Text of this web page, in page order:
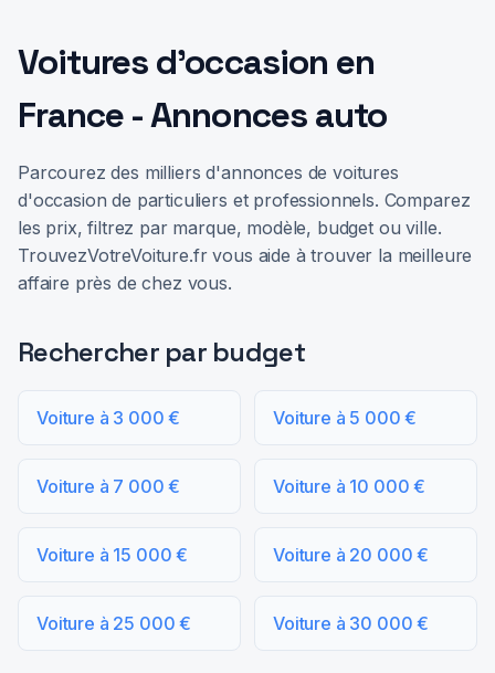
Voitures d'occasion en
France - Annonces auto
Parcourez des milliers d'annonces de voitures
d'occasion de particuliers et professionnels. Comparez
les prix, filtrez par marque, modèle, budget ou ville.
TrouvezVotreVoiture.fr vous aide à trouver la meilleure
affaire près de chez vous.
Rechercher par budget
Voiture à 3 000 € Voiture à 5 000 €
Voiture à 7 000 € Voiture à 10 000 €
Voiture à 15 000 € Voiture à 20 000 €
Voiture à 25 000 € Voiture à 30 000 €